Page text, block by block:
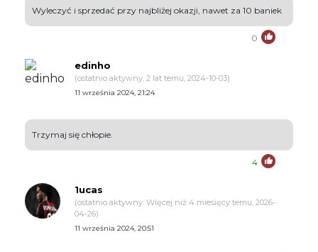
Wyleczyć i sprzedać przy najbliżej okazji, nawet za 10 baniek
0
edinho
(ostatnio aktywny: 2 lat temu, 2024-10-03)
11 września 2024, 21:24
Trzymaj się chłopie.
4
1ucas
(ostatnio aktywny: Więcej niż 4 miesięcy temu, 2026-
04-26)
11 września 2024, 20:51